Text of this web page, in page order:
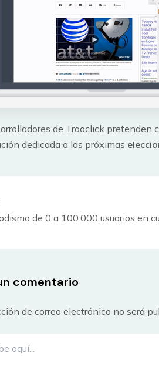
de Trooclick
dedicada a las próximas
de 0 a 100.000 usuarios en
comentario
de correo electrónico no será